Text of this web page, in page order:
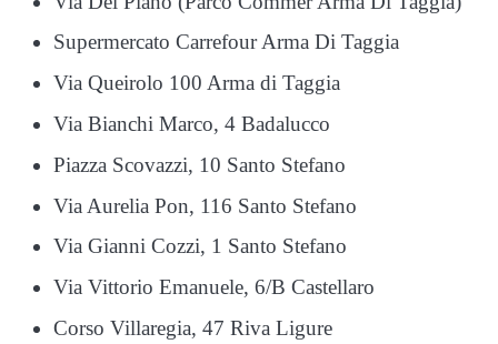
Supermercato Carrefour Arma Di Taggia
Via Queirolo 100 Arma di Taggia
Via Bianchi Marco, 4 Badalucco
Piazza Scovazzi, 10 Santo Stefano
Via Aurelia Pon, 116 Santo Stefano
Via Gianni Cozzi, 1 Santo Stefano
Via Vittorio Emanuele, 6/B Castellaro
Corso Villaregia, 47 Riva Ligure